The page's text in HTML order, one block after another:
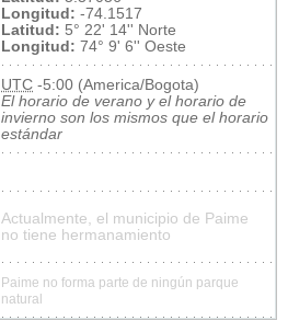
Longitud: -74.1517
Latitud: 5° 22' 14'' Norte
Longitud: 74° 9' 6'' Oeste
UTC -5:00 (America/Bogota)
El horario de verano y el horario de
invierno son los mismos que el horario
estándar
Actualmente, el municipio de Paime
no tiene hermanamiento
Paime no forma parte de ningún parque
natural